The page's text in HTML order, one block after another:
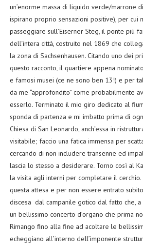
un’enorme massa di liquido verde/marrone
ispirano proprio sensazioni positive), per cui
passeggiare sull’Eiserner Steg, il ponte più
dell’intera città, costruito nel 1869 che
la zona di Sachsenhausen. Citando uno dei
questo racconto, il quartiere appena
e famosi musei (ce ne sono ben 13!) e per
da me “approfondito” come probabilmente
esserlo. Terminato il mio giro dedicato al
sponda di partenza e mi imbatto prima di
Chiesa di San Leonardo, anch’essa in
visitabile; faccio una fatica immensa per
cercando di non includere transenne ed
lascia lo stesso a desiderare. Torno così al
la visita agli interni per completare il
questa attesa e per non essere entrato
discesa dal campanile gotico dal fatto che, a
un bellissimo concerto d’organo che prima
Rimango fino alla fine ad acoltare le
echeggiano all’interno dell’imponente